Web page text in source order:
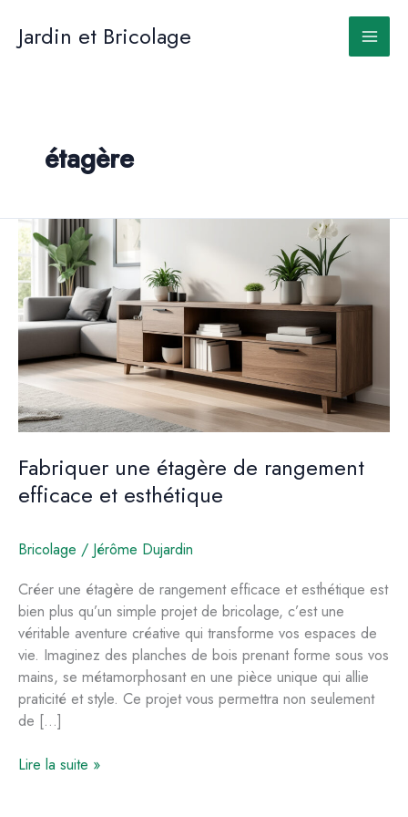
contenu
Jardin et Bricolage
étagère
Fabriquer une étagère de rangement
efficace et esthétique
Bricolage / Jérôme Dujardin
Créer une étagère de rangement efficace et esthétique est
bien plus qu’un simple projet de bricolage, c’est une
véritable aventure créative qui transforme vos espaces de
vie. Imaginez des planches de bois prenant forme sous vos
mains, se métamorphosant en une pièce unique qui allie
praticité et style. Ce projet vous permettra non seulement
de […]
Fabriquer
Lire la suite »